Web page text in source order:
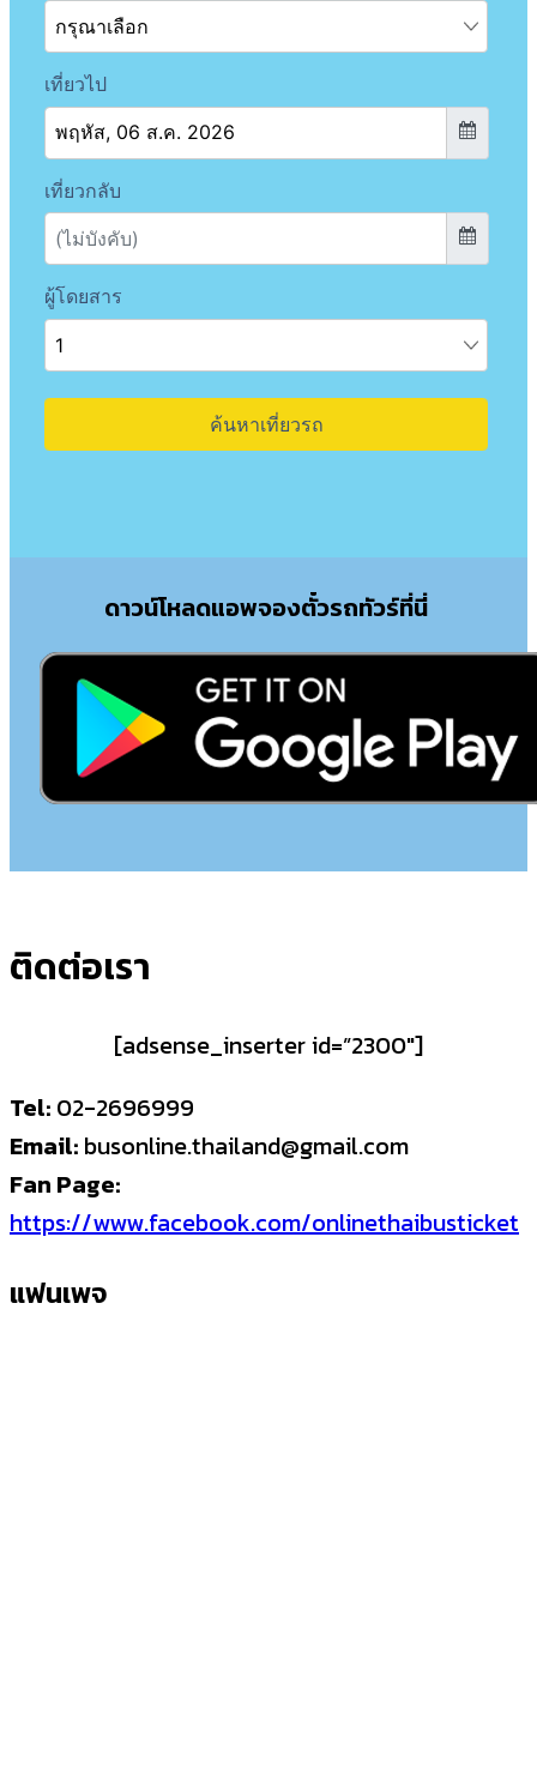
ดาวน์โหลดแอพจองตั๋วรถทัวร์ที่นี่
ติดต่อเรา
[adsense_inserter id=”2300″]
Tel: 02-2696999
Email: busonline.thailand@gmail.com
Fan Page:
https://www.facebook.com/onlinethaibusticket
แฟนเพจ